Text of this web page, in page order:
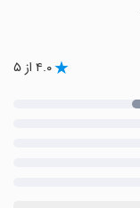
۴.۰ از ۵